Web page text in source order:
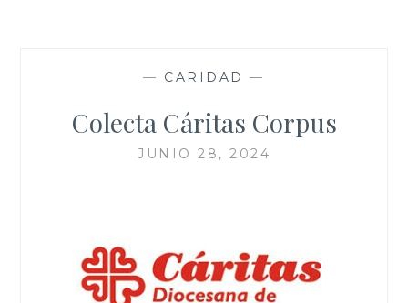
— CARIDAD —
Colecta Cáritas Corpus
JUNIO 28, 2024